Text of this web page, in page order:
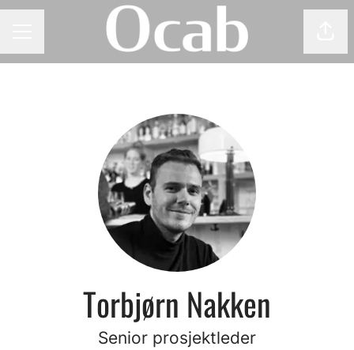
Torbjørn Nakken
Senior prosjektleder